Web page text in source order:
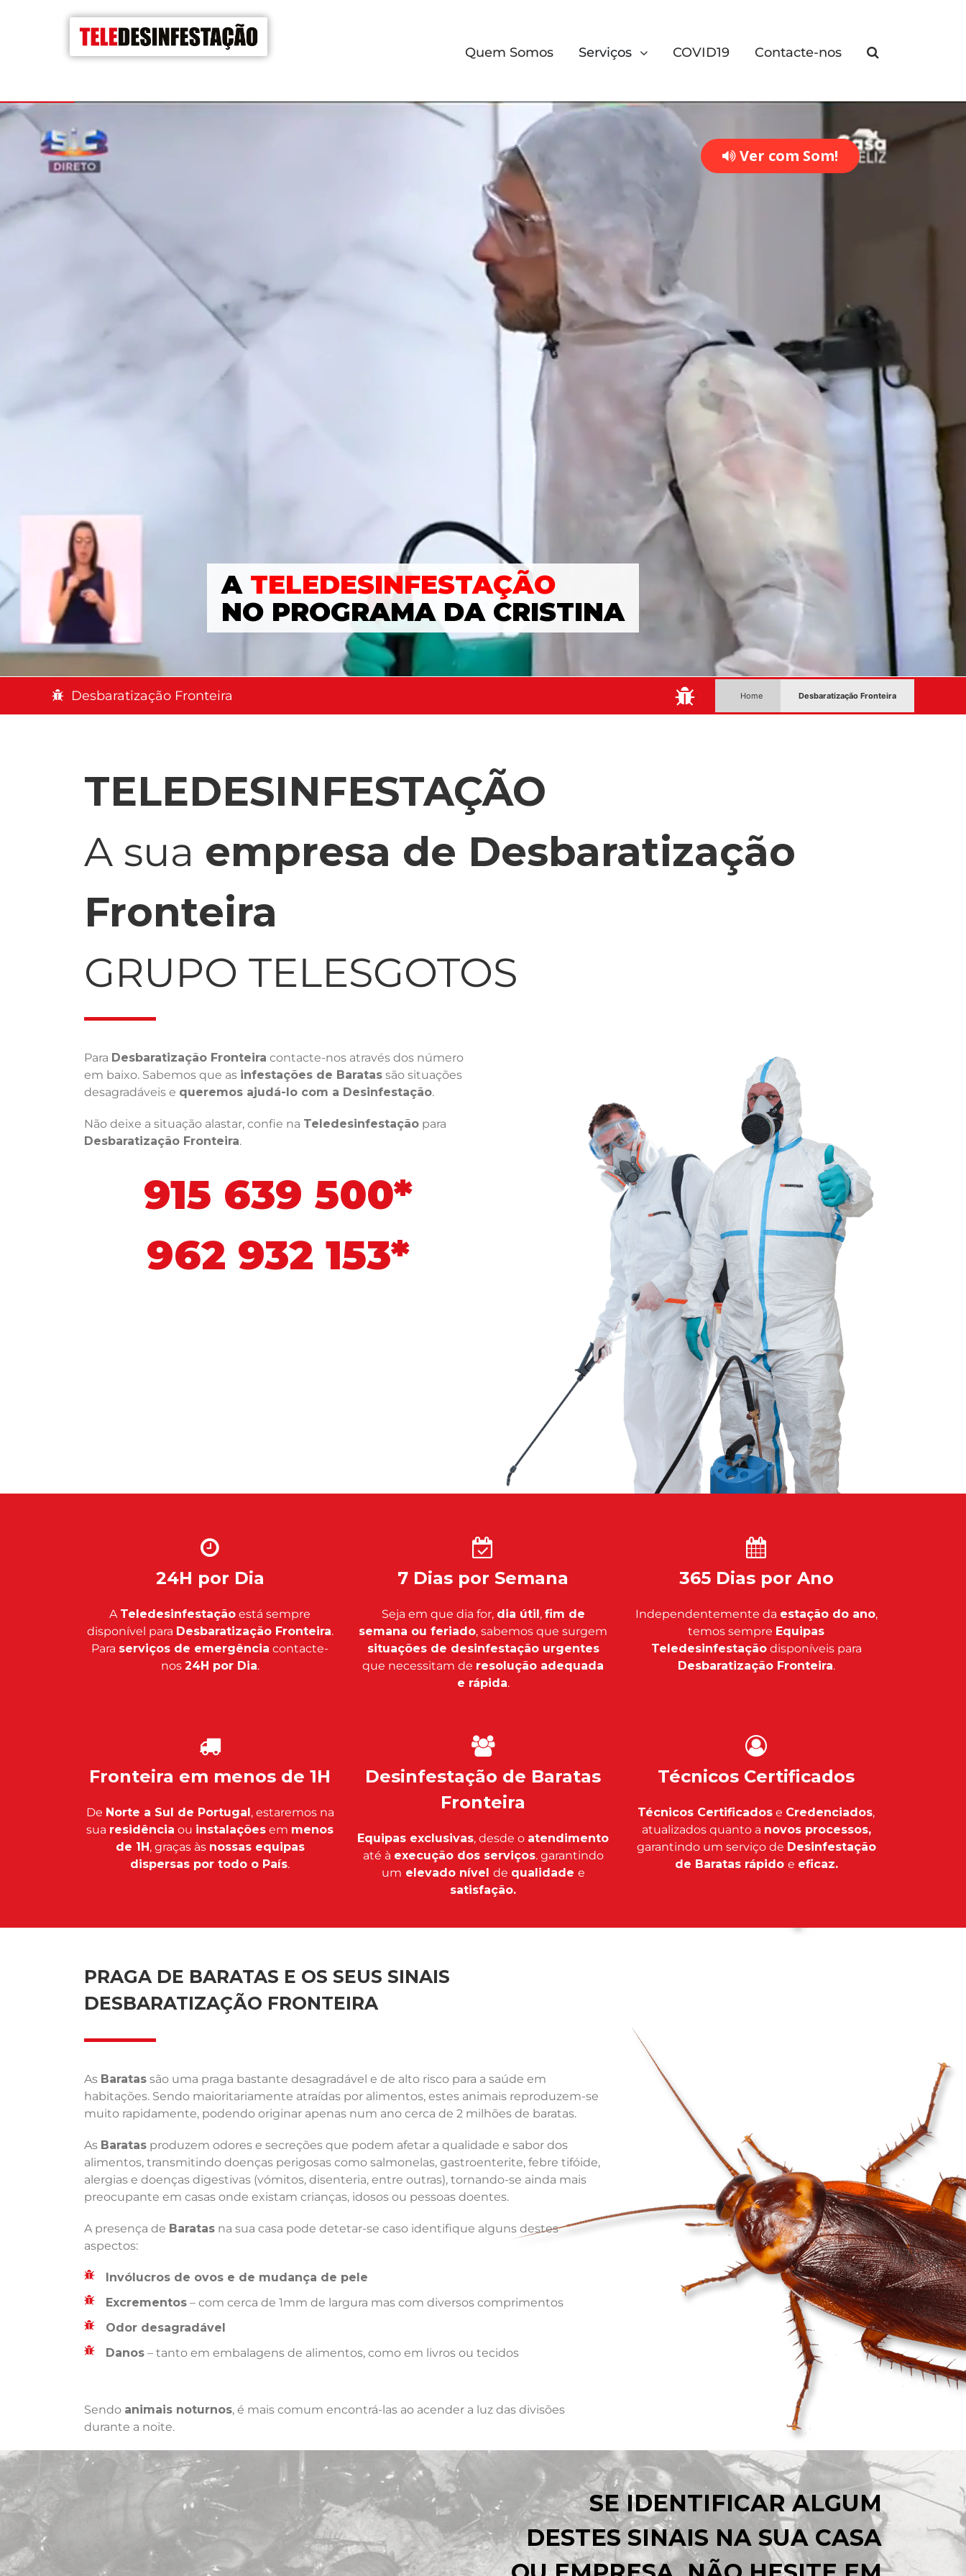
Quem Somos Serviços COVID19 Contacte-nos
A TELEDESINFESTAÇÃO
NO PROGRAMA DA CRISTINA
Ver com Som!
Desbaratização Fronteira : Home Desbaratização Fronteira
TELEDESINFESTAÇÃO
A sua empresa de Desbaratização
Fronteira
GRUPO TELESGOTOS
Para Desbaratização Fronteira contacte-nos através dos número
em baixo. Sabemos que as infestações de Baratas são situações
desagradáveis e queremos ajudá-lo com a Desinfestação.
Não deixe a situação alastar, confie na Teledesinfestação para
Desbaratização Fronteira.
915 639 500*
962 932 153*
24H por Dia
A Teledesinfestação está sempre
disponível para Desbaratização Fronteira.
Para serviços de emergência contacte-
nos 24H por Dia.
7 Dias por Semana
Seja em que dia for, dia útil, fim de
semana ou feriado, sabemos que surgem
situações de desinfestação urgentes
que necessitam de resolução adequada
e rápida.
365 Dias por Ano
Independentemente da estação do ano,
temos sempre Equipas
Teledesinfestaçãodisponíveis para
Desbaratização Fronteira.
Fronteira em menos de 1H
De Norte a Sul de Portugal, estaremos na
sua residência ou instalações em menos
de 1H, graças às nossas equipas
dispersas por todo o País.
Desinfestação de Baratas
Fronteira
Equipas exclusivas, desde o atendimento
até à execução dos serviços. garantindo
um elevado nível de qualidade e
satisfação.
Técnicos Certificados
Técnicos Certificados e Credenciados,
atualizados quanto a novos processos,
garantindo um serviço de Desinfestação
de Baratas rápido e eficaz.
PRAGA DE BARATAS E OS SEUS SINAIS
DESBARATIZAÇÃO FRONTEIRA
As Baratas são uma praga bastante desagradável e de alto risco para a saúde em
habitações. Sendo maioritariamente atraídas por alimentos, estes animais reproduzem-se
muito rapidamente, podendo originar apenas num ano cerca de 2 milhões de baratas.
As Baratas produzem odores e secreções que podem afetar a qualidade e sabor dos
alimentos, transmitindo doenças perigosas como salmonelas, gastroenterite, febre tifóide,
alergias e doenças digestivas (vómitos, disenteria, entre outras), tornando-se ainda mais
preocupante em casas onde existam crianças, idosos ou pessoas doentes.
A presença de Baratas na sua casa pode detetar-se caso identifique alguns destes
aspectos:
Invólucros de ovos e de mudança de pele
Excrementos – com cerca de 1mm de largura mas com diversos comprimentos
Odor desagradável
Danos – tanto em embalagens de alimentos, como em livros ou tecidos
Sendo animais noturnos, é mais comum encontrá-las ao acender a luz das divisões
durante a noite.
SE IDENTIFICAR ALGUM
DESTES SINAIS NA SUA CASA